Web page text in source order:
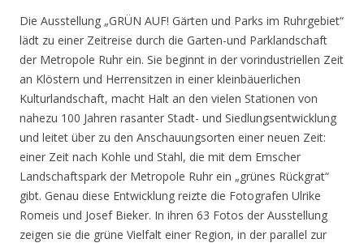
Die Ausstellung „GRÜN AUF! Gärten und Parks im Ruhrgebiet“
lädt zu einer Zeitreise durch die Garten-und Parklandschaft
der Metropole Ruhr ein. Sie beginnt in der vorindustriellen Zeit
an Klöstern und Herrensitzen in einer kleinbäuerlichen
Kulturlandschaft, macht Halt an den vielen Stationen von
nahezu 100 Jahren rasanter Stadt- und Siedlungsentwicklung
und leitet über zu den Anschauungsorten einer neuen Zeit:
einer Zeit nach Kohle und Stahl, die mit dem Emscher
Landschaftspark der Metropole Ruhr ein „grünes Rückgrat“
gibt. Genau diese Entwicklung reizte die Fotografen Ulrike
Romeis und Josef Bieker. In ihren 63 Fotos der Ausstellung
zeigen sie die grüne Vielfalt einer Region, in der parallel zur